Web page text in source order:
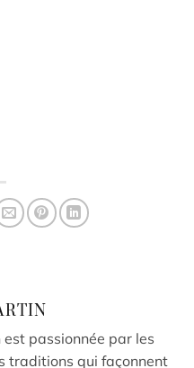
passionnée par les
traditions qui façonnent